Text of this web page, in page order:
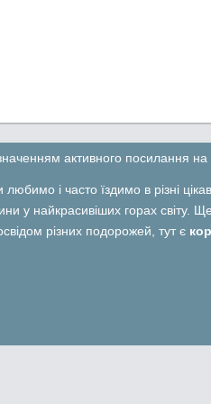
активного посилання
і часто їздимо в різні
у найкрасивіших горах
різних подорожей, тут є